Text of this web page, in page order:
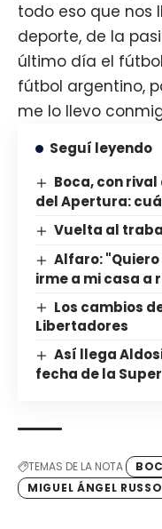
todo eso que nos
deporte, de la
último día el
fútbol argentino,
me lo llevo
Seguí leyendo
Boca, con
del Apertura:
Vuelta al
Alfaro:
irme a mi casa a
Los cambios
Libertadores
Así llega
fecha de la
TEMAS DE LA NOTA
MIGUEL ÁNGEL RUSSO